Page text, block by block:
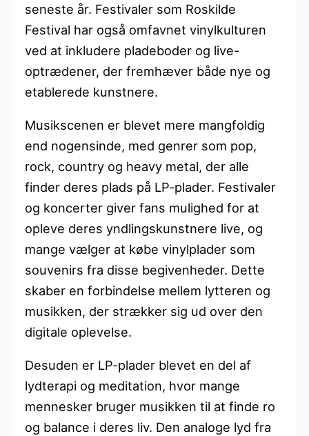
seneste år. Festivaler som Roskilde
Festival har også omfavnet vinylkulturen
ved at inkludere pladeboder og live-
optrædener, der fremhæver både nye og
etablerede kunstnere.
Musikscenen er blevet mere mangfoldig
end nogensinde, med genrer som pop,
rock, country og heavy metal, der alle
finder deres plads på LP-plader. Festivaler
og koncerter giver fans mulighed for at
opleve deres yndlingskunstnere live, og
mange vælger at købe vinylplader som
souvenirs fra disse begivenheder. Dette
skaber en forbindelse mellem lytteren og
musikken, der strækker sig ud over den
digitale oplevelse.
Desuden er LP-plader blevet en del af
lydterapi og meditation, hvor mange
mennesker bruger musikken til at finde ro
og balance i deres liv. Den analoge lyd fra